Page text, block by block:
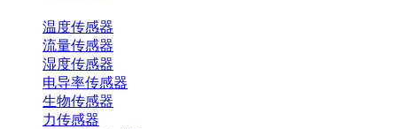
温度传感器
流量传感器
湿度传感器
电导率传感器
生物传感器
力传感器